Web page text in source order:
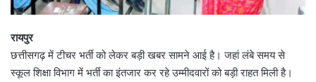
रायपुर
छत्तीसगढ़ में टीचर भर्ती को लेकर बड़ी खबर सामने आई है। जहां लंबे समय से
स्कूल शिक्षा विभाग में भर्ती का इंतजार कर रहे उम्मीदवारों को बड़ी राहत मिली है।